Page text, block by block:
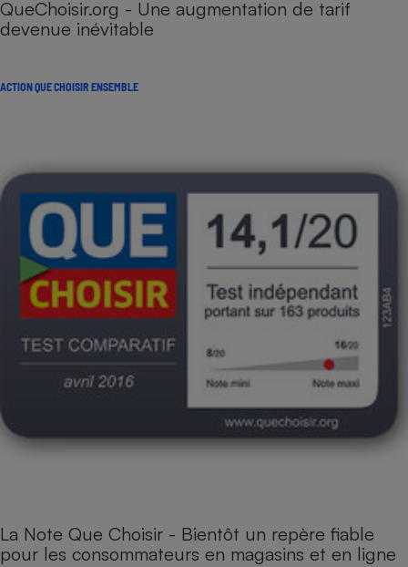
QueChoisir.org - Une augmentation de tarif
devenue inévitable
ACTION QUE CHOISIR ENSEMBLE
La Note Que Choisir - Bientôt un repère fiable
pour les consommateurs en magasins et en ligne